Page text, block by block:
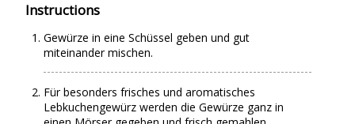
Instructions
Gewürze in eine Schüssel geben und gut
miteinander mischen.
Für besonders frisches und aromatisches
Lebkuchengewürz werden die Gewürze ganz in